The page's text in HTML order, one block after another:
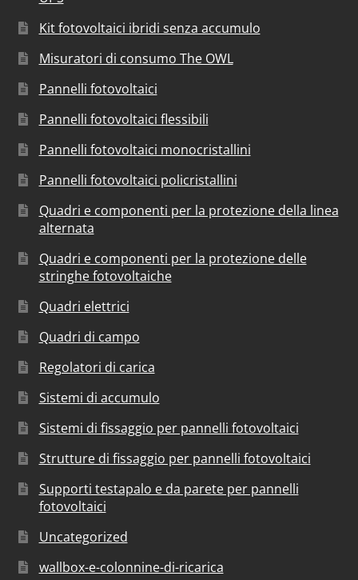
Kit fotovoltaici ibridi senza accumulo
Misuratori di consumo The OWL
Pannelli fotovoltaici
Pannelli fotovoltaici flessibili
Pannelli fotovoltaici monocristallini
Pannelli fotovoltaici policristallini
Quadri e componenti per la protezione della linea
alternata
Quadri e componenti per la protezione delle
stringhe fotovoltaiche
Quadri elettrici
Quadri di campo
Regolatori di carica
Sistemi di accumulo
Sistemi di fissaggio per pannelli fotovoltaici
Strutture di fissaggio per pannelli fotovoltaici
Supporti testapalo e da parete per pannelli
fotovoltaici
Uncategorized
wallbox-e-colonnine-di-ricarica